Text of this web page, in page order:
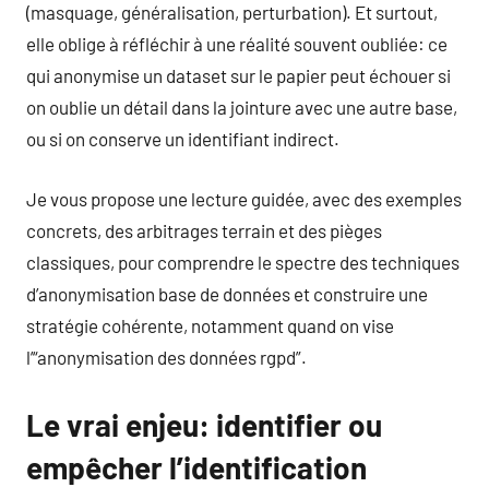
(masquage, généralisation, perturbation). Et surtout,
elle oblige à réfléchir à une réalité souvent oubliée: ce
qui anonymise un dataset sur le papier peut échouer si
on oublie un détail dans la jointure avec une autre base,
ou si on conserve un identifiant indirect.
Je vous propose une lecture guidée, avec des exemples
concrets, des arbitrages terrain et des pièges
classiques, pour comprendre le spectre des techniques
d’anonymisation base de données et construire une
stratégie cohérente, notamment quand on vise
l’“anonymisation des données rgpd”.
Le vrai enjeu: identifier ou
empêcher l’identification